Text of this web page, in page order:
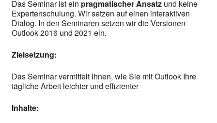
Das Seminar ist ein pragmatischer Ansatz und keine
Expertenschulung. Wir setzen auf einen interaktiven
Dialog. In den Seminaren setzen wir die Versionen
Outlook 2016 und 2021 ein.
Zielsetzung:
Das Seminar vermittelt Ihnen, wie Sie mit Outlook Ihre
tägliche Arbeit leichter und effizienter
Inhalte: